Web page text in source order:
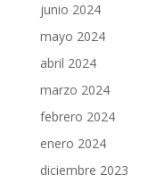
junio 2024
mayo 2024
abril 2024
marzo 2024
febrero 2024
enero 2024
diciembre 2023